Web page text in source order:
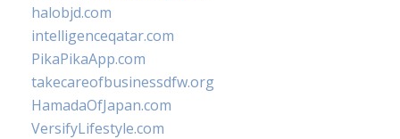
halobjd.com
intelligenceqatar.com
PikaPikaApp.com
takecareofbusinessdfw.org
HamadaOfJapan.com
VersifyLifestyle.com